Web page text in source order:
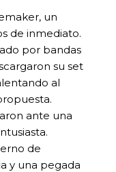
un
de inmediato.
por bandas
su set
al
ante una
de
y una pegada